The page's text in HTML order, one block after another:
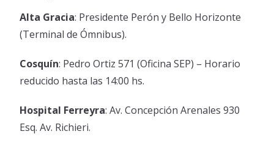
Alta Gracia: Presidente Perón y Bello Horizonte
(Terminal de Ómnibus).
Cosquín: Pedro Ortiz 571 (Oficina SEP) – Horario
reducido hasta las 14:00 hs.
Hospital Ferreyra: Av. Concepción Arenales 930
Esq. Av. Richieri.